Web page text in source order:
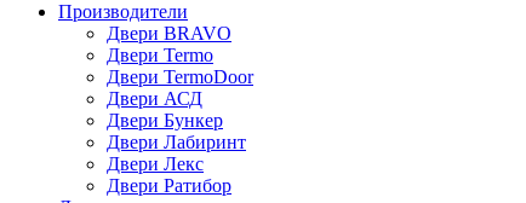
Производители
Двери BRAVO
Двери Termo
Двери TermoDoor
Двери АСД
Двери Бункер
Двери Лабиринт
Двери Лекс
Двери Ратибор